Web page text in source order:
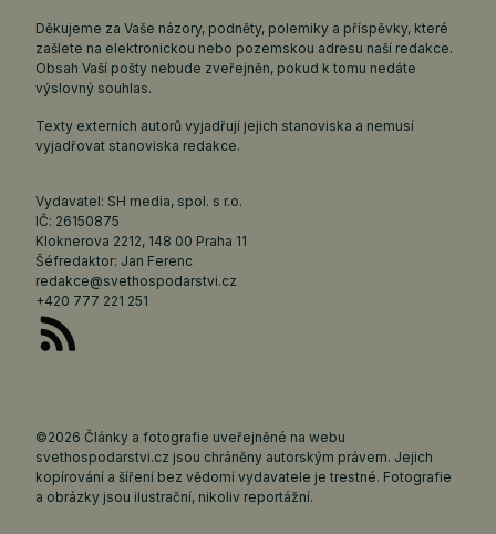
Děkujeme za Vaše názory, podněty, polemiky a příspěvky, které
zašlete na elektronickou nebo pozemskou adresu naší redakce.
Obsah Vaší pošty nebude zveřejněn, pokud k tomu nedáte
výslovný souhlas.
Texty externích autorů vyjadřují jejich stanoviska a nemusí
vyjadřovat stanoviska redakce.
Vydavatel: SH media, spol. s r.o.
IČ: 26150875
Kloknerova 2212, 148 00 Praha 11
Šéfredaktor: Jan Ferenc
redakce@svethospodarstvi.cz
+420 777 221 251
©2026 Články a fotografie uveřejněné na webu
svethospodarstvi.cz jsou chráněny autorským právem. Jejich
kopírování a šíření bez vědomí vydavatele je trestné. Fotografie
a obrázky jsou ilustrační, nikoliv reportážní.